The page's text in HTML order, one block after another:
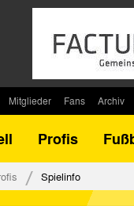
Mitglieder
Kontakt
Fans
Fanbeirat
Fan-Klubs
Archiv
Profis
Spielinfo